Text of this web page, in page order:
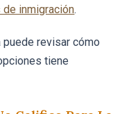
de inmigración.
revisar cómo
tiene